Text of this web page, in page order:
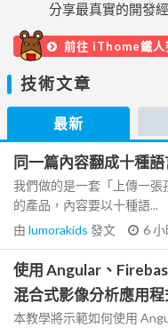
分享最真實的開發
前往 iThome鐵人
技術文章
最新
同一篇內容翻成十種
我們做的是一套「上傳一張
的產品，內容要以十種語...
由 lumorakids 發文 6
使用 Angular、
混合式影像分析應用程
本教學將示範如何使用